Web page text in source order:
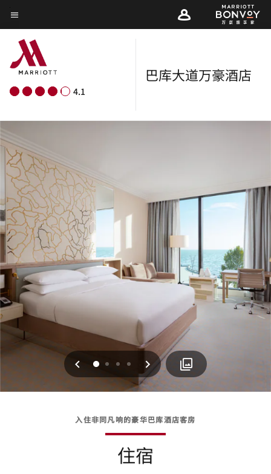
Skip
to
main
content
菜单文本
4.1
巴库大道万豪酒店
上一页
0 1 2 3 下一页
入住非同凡响的豪华巴库酒店客房
住宿